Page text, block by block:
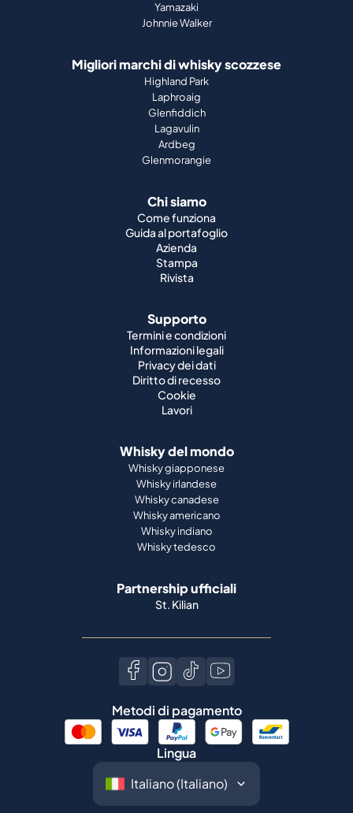
Yamazaki
Johnnie Walker
Migliori marchi di whisky scozzese
Highland Park
Laphroaig
Glenfiddich
Lagavulin
Ardbeg
Glenmorangie
Chi siamo
Come funziona
Guida al portafoglio
Azienda
Stampa
Rivista
Supporto
Termini e condizioni
Informazioni legali
Privacy dei dati
Diritto di recesso
Cookie
Lavori
Whisky del mondo
Whisky giapponese
Whisky irlandese
Whisky canadese
Whisky americano
Whisky indiano
Whisky tedesco
Partnership ufficiali
St. Kilian
Metodi di pagamento
Lingua